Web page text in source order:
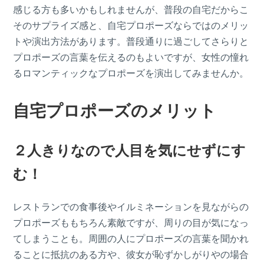
感じる方も多いかもしれませんが、普段の自宅だからこ
そのサプライズ感と、自宅プロポーズならではのメリッ
トや演出方法があります。普段通りに過ごしてさらりと
プロポーズの言葉を伝えるのもよいですが、女性の憧れ
るロマンティックなプロポーズを演出してみませんか。
自宅プロポーズのメリット
２人きりなので人目を気にせずにす
む！
レストランでの食事後やイルミネーションを見ながらの
プロポーズももちろん素敵ですが、周りの目が気になっ
てしまうことも。周囲の人にプロポーズの言葉を聞かれ
ることに抵抗のある方や、彼女が恥ずかしがりやの場合